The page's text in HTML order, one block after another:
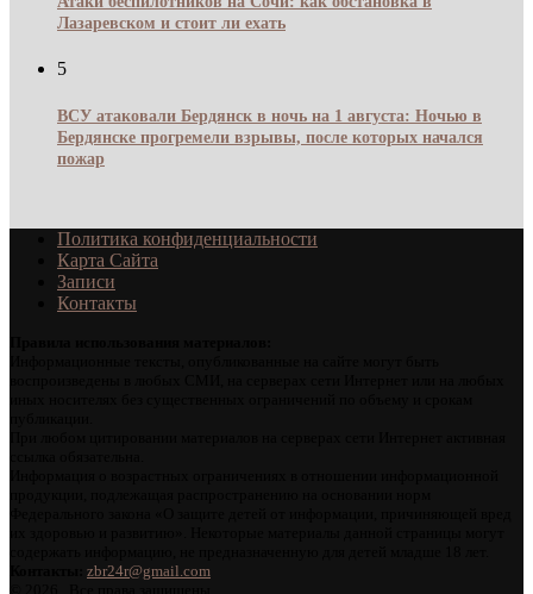
Лазаревском и стоит ли ехать
5
ВСУ атаковали Бердянск в ночь на 1 августа: Ночью в
Бердянске прогремели взрывы, после которых начался
пожар
Политика конфиденциальности
Карта Сайта
Записи
Контакты
zbr24r@gmail.com